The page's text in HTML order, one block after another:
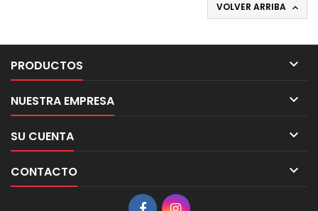
VOLVER ARRIBA 
PRODUCTOS 
NUESTRA EMPRESA 
SU CUENTA 
CONTACTO 